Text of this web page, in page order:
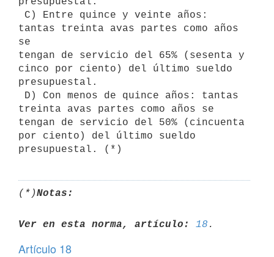
tantas treinta avas partes como años
se
tengan de servicio del 65% (sesenta y
cinco por ciento) del último sueldo
presupuestal.
treinta avas partes como años se
tengan de servicio del 50% (cincuenta
por ciento) del último sueldo
(*)Notas:
Ver en esta norma, artículo: 18
Artículo 18